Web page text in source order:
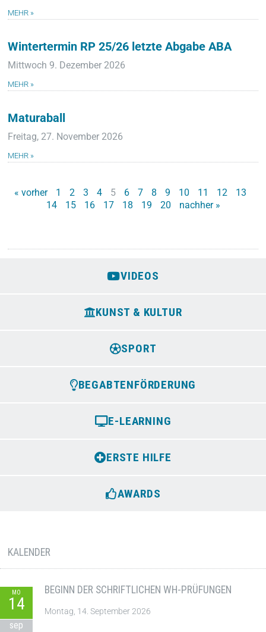
MEHR »
Wintertermin RP 25/26 letzte Abgabe ABA
Mittwoch 9. Dezember 2026
MEHR »
Maturaball
Freitag, 27. November 2026
MEHR »
« vorher 1 2 3 4 5 6 7 8 9 10 11 12
13
14
15 16 17 18 19 20 nachher »
VIDEOS
KUNST & KULTUR
SPORT
BEGABTENFÖRDERUNG
E-LEARNING
ERSTE HILFE
AWARDS
KALENDER
MO
14
sep
BEGINN DER SCHRIFTLICHEN WH-PRÜFUNGEN
Montag, 14. September 2026